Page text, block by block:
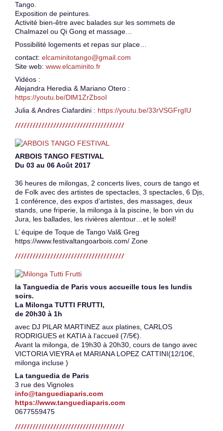
Tango.
Exposition de peintures.
Activité bien-être avec balades sur les sommets de
Chalmazel ou Qi Gong et massage…
Possibilité logements et repas sur place…
contact: elcaminitotango@gmail.com
Site web: www.elcaminito.fr
Vidéos :
Alejandra Heredia & Mariano Otero :
https://youtu.be/DlM1ZrZbsoI
Julia & Andres Ciafardini : https://youtu.be/33rVSGFrgIU
ARBOIS TANGO FESTIVAL
Du 03 au 06 Août 2017
36 heures de milongas, 2 concerts lives, cours de tango et
de Folk avec des artistes de spectacles, 3 spectacles, 6 Djs,
1 conférence, des expos d’artistes, des massages, deux
stands, une friperie, la milonga à la piscine, le bon vin du
Jura, les ballades, les rivières alentour…et le soleil!
L’ équipe de Toque de Tango Val& Greg
https://www.festivaltangoarbois.com/ Zone
la Tanguedia de Paris vous accueille tous les lundis
soirs.
La Milonga TUTTI FRUTTI,
de 20h30 à 1h
avec DJ PILAR MARTINEZ aux platines, CARLOS
RODRIGUES et KATIA à l’accueil (7/5€).
Avant la milonga, de 19h30 à 20h30, cours de tango avec
VICTORIA VIEYRA et MARIANA LOPEZ CATTINI(12/10€,
milonga incluse )
La tanguedia de Paris
3 rue des Vignoles
info@tanguediaparis.com
https://www.tanguediaparis.com
0677559475